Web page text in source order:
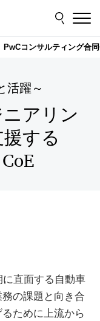
PwCコンサルティング合
活躍～
アリン
する
直面する自動車
の課題と向き合
ために上流から